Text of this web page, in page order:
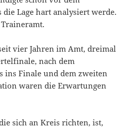
die Lage hart analysiert werde.
vier Jahren im Amt, dreimal
nach dem
ins Finale und dem zweiten
waren die Erwartungen
sich an Kreis richten, ist,